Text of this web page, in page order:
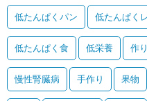
低たんぱくパン 低たんぱく
低たんぱく食 低栄養 作
慢性腎臓病 手作り 果物